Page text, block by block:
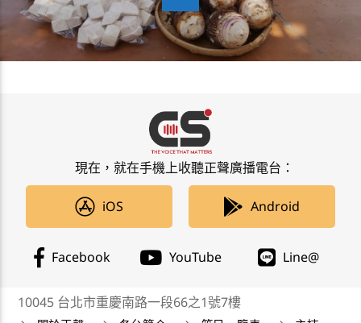
現在，就在手機上收聽正聲廣播電台：
iOS Android
Facebook YouTube Line@
10045 台北市重慶南路一段66之1號7樓